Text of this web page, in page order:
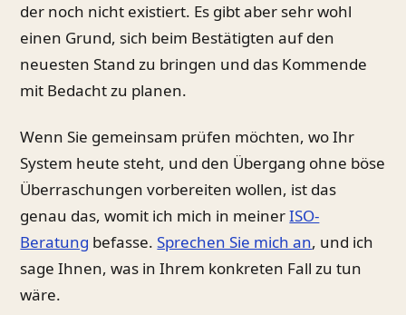
der noch nicht existiert. Es gibt aber sehr wohl
einen Grund, sich beim Bestätigten auf den
neuesten Stand zu bringen und das Kommende
mit Bedacht zu planen.
Wenn Sie gemeinsam prüfen möchten, wo Ihr
System heute steht, und den Übergang ohne böse
Überraschungen vorbereiten wollen, ist das
genau das, womit ich mich in meinerISO-
Beratung befasse.Sprechen Sie mich an, und ich
sage Ihnen, was in Ihrem konkreten Fall zu tun
wäre.